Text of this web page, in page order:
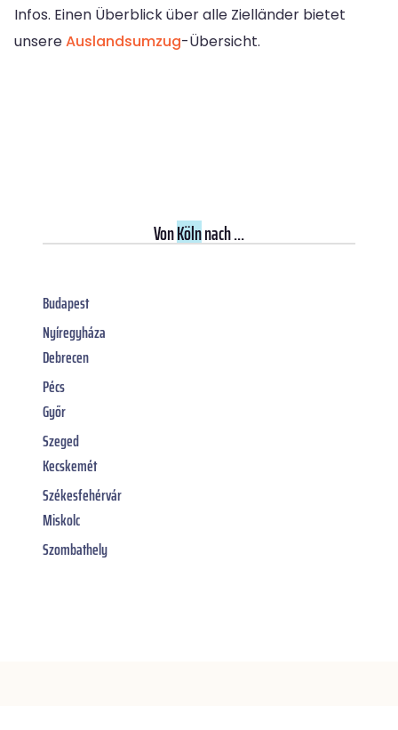
Infos. Einen Überblick über alle Zielländer bietet
unsereAuslandsumzug-Übersicht.
VonKölnnach ...
Budapest
Nyíregyháza
Debrecen
Pécs
Győr
Szeged
Kecskemét
Székesfehérvár
Miskolc
Szombathely